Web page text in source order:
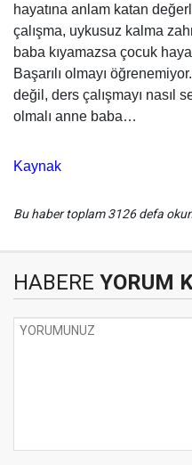
hayatına anlam katan
çalışma, uykusuz kalma
baba kıyamazsa çocuk
Başarılı olmayı
değil, ders çalışmayı nasıl
olmalı anne baba…
Kaynak
Bu haber toplam 3126 defa
HABERE YORUM